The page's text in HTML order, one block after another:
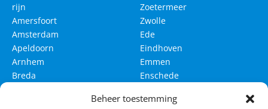
Beheer toestemming
rijn
Amersfoort
Amsterdam
Apeldoorn
Arnhem
Breda
Zoetermeer
Zwolle
Ede
Eindhoven
Emmen
Enschede
Haarlem